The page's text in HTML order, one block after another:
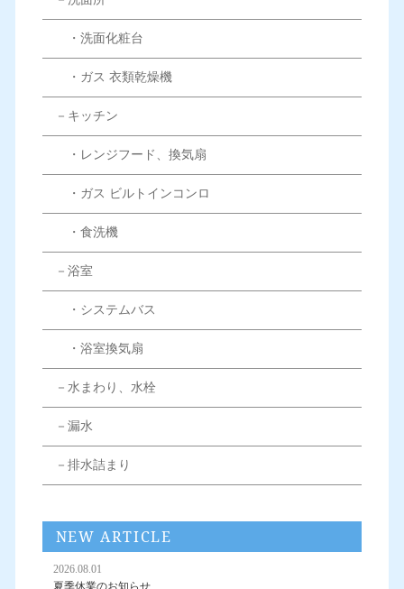
・洗面化粧台
・ガス 衣類乾燥機
－キッチン
・レンジフード、換気扇
・ガス ビルトインコンロ
・食洗機
－浴室
・システムバス
・浴室換気扇
－水まわり、水栓
－漏水
－排水詰まり
NEW ARTICLE
2026.08.01
夏季休業のお知らせ